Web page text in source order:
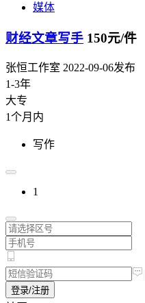
媒体
财经文章写手 150元/件
张恒工作室 2022-09-06发布
1-3年
大专
1个月内
写作
1
登录/注册